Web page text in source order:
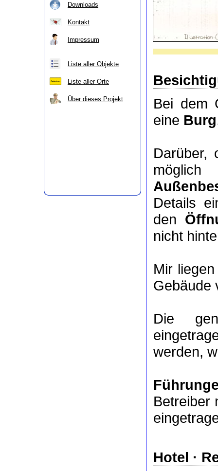
Downloads
Kontakt
Impressum
Liste aller Objekte
Liste aller Orte
Über dieses Projekt
Bei dem
eine Burg
Details
den
nicht
Mir
Gebäude
Die
werden,
Betreiber
Hotel ·